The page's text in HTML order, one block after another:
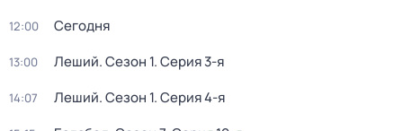
12:00 Сегодня
13:00 Леший. Сезон 1. Серия 3-я
14:07 Леший. Сезон 1. Серия 4-я